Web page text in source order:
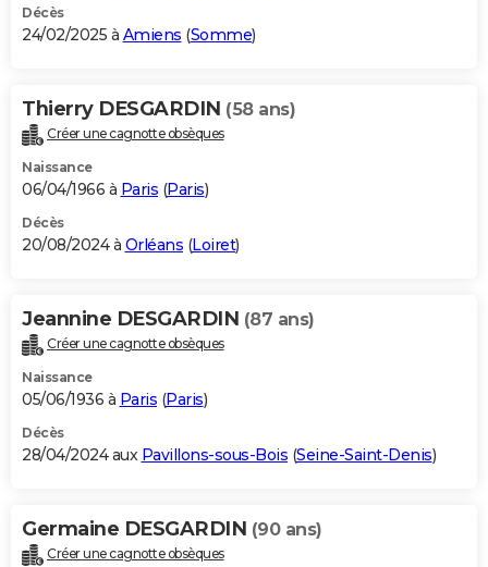
Décès
24/02/2025 à Amiens (Somme)
Thierry DESGARDIN (58 ans)
Créer une cagnotte obsèques
Naissance
06/04/1966 à Paris (Paris)
Décès
20/08/2024 à Orléans (Loiret)
Jeannine DESGARDIN (87 ans)
Créer une cagnotte obsèques
Naissance
05/06/1936 à Paris (Paris)
Décès
28/04/2024 aux Pavillons-sous-Bois (Seine-Saint-Denis)
Germaine DESGARDIN (90 ans)
Créer une cagnotte obsèques